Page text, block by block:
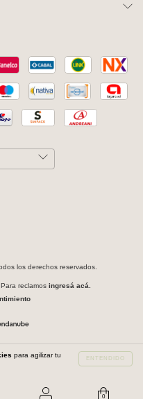
para agilizar tu
ENTENDIDO
0
los derechos reservados.
reclamos ingresá acá.